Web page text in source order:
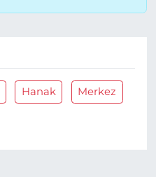
Hanak Merkez